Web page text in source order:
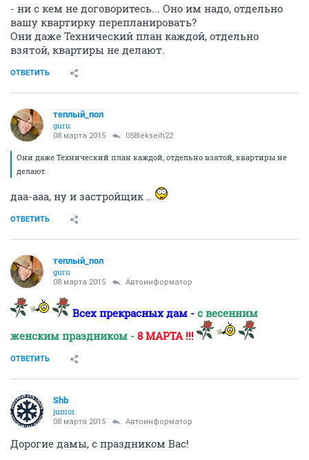
- ни с кем не договоритесь... Оно им надо, отдельно
вашу квартирку перепланировать?
Они даже Технический план каждой, отдельно
взятой, квартиры не делают.
ОТВЕТИТЬ
теплый_пол
guru
08 марта 2015 058lekseih22
Они даже Технический план каждой, отдельно взятой, квартиры не
делают.
даа-ааа, ну и застройщик ..
ОТВЕТИТЬ
теплый_пол
guru
08 марта 2015 Автоинформатор
Всех прекрасных дам - с весенним
женским праздником - 8 МАРТА !!!
ОТВЕТИТЬ
Shb
junior
08 марта 2015 Автоинформатор
Дорогие дамы, с праздником Вас!